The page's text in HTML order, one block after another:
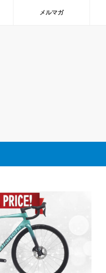
メルマガ